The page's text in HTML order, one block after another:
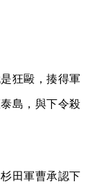
狂毆，揍得軍
島，與下令殺
田軍曹承認下